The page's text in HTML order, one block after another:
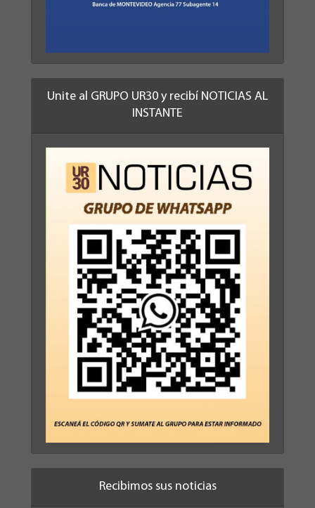
Unite al GRUPO UR30 y recibí NOTICIAS AL
INSTANTE
Recibimos sus noticias